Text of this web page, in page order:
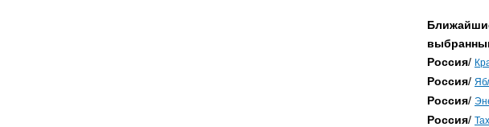
Россия/
Россия/
Россия/
Россия/